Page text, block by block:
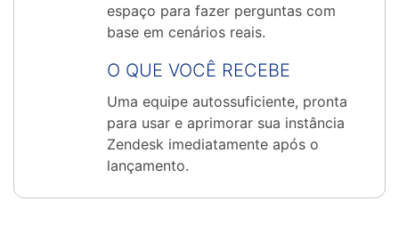
espaço para fazer perguntas com
base em cenários reais.
O QUE VOCÊ RECEBE
Uma equipe autossuficiente, pronta
para usar e aprimorar sua instância
Zendesk imediatamente após o
lançamento.